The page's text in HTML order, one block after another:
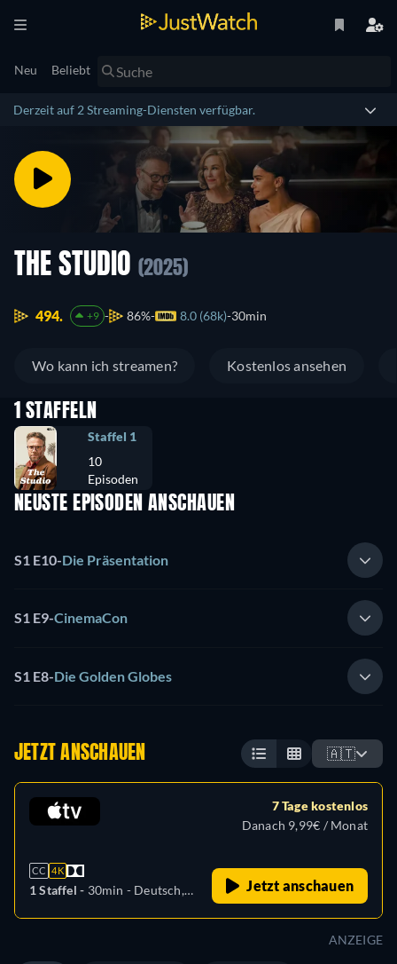
Neu Beliebt
Derzeit auf 2 Streaming-Diensten verfügbar.
THE STUDIO (2025)
494. +9 86% 8.0 (68k) 30min
Wo kann ich streamen? Kostenlos ansehen
1 STAFFELN
Staffel 1
10
Episoden
NEUSTE EPISODEN ANSCHAUEN
S1 E10-Die Präsentation
S1 E9-CinemaCon
S1 E8-Die Golden Globes
JETZT ANSCHAUEN 🇦🇹
CC 4K
1 Staffel - 30min - Deutsch,
7 Tage kostenlos
Danach 9,99€ / Monat
Jetzt anschauen
ANZEIGE